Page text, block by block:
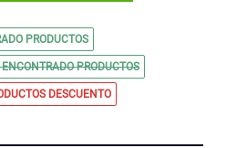
PRODUCTOS
PRODUCTOS
DESCUENTO